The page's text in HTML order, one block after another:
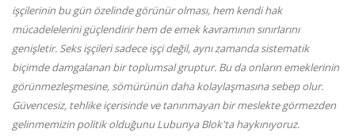
işçilerinin bu gün özelinde görünür olması, hem kendi hak
mücadelelerini güçlendirir hem de emek kavramının sınırlarını
genişletir. Seks işçileri sadece işçi değil, aynı zamanda sistematik
biçimde damgalanan bir toplumsal gruptur. Bu da onların emeklerinin
görünmezleşmesine, sömürünün daha kolaylaşmasına sebep olur.
Güvencesiz, tehlike içerisinde ve tanınmayan bir meslekte görmezden
gelinmemizin politik olduğunu Lubunya Blok'ta haykınıyoruz.